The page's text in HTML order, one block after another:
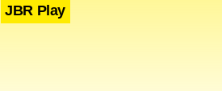
JBR Play